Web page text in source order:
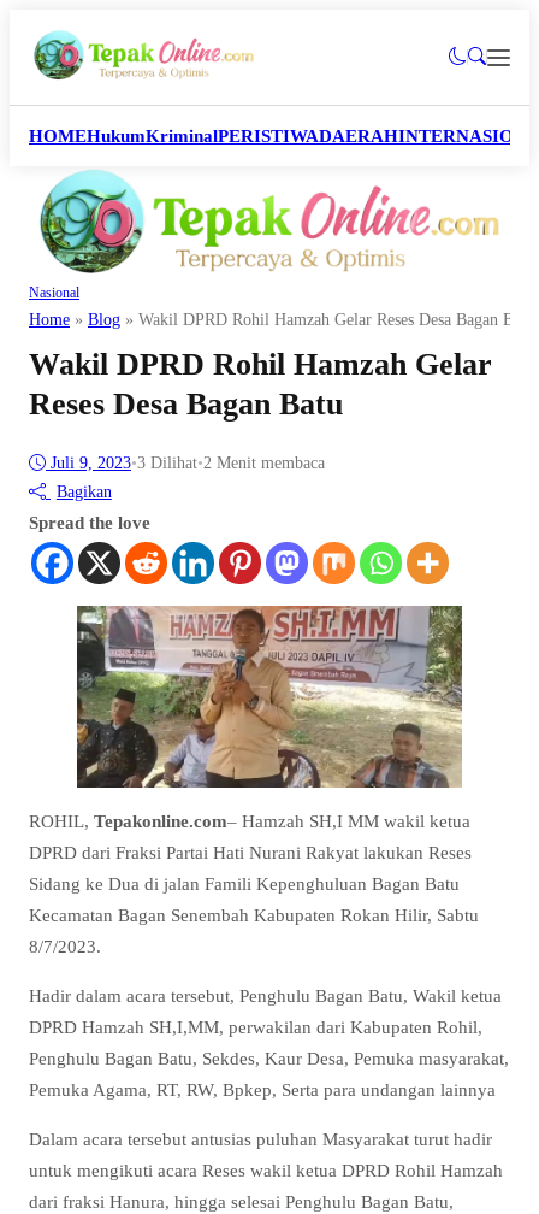
HOMEHukumKriminalPERISTIWADAERAH
Nasional
Home » Blog » Wakil DPRD Rohil Hamzah Gelar Reses Desa Bagan Batu
Wakil DPRD Rohil Hamzah Gelar
Reses Desa Bagan Batu
Juli 9, 2023•3 Dilihat•2 Menit membaca
Bagikan
Spread the love
ROHIL, Tepakonline.com– Hamzah SH,I MM wakil ketua
DPRD dari Fraksi Partai Hati Nurani Rakyat lakukan Reses
Sidang ke Dua di jalan Famili Kepenghuluan Bagan Batu
Kecamatan Bagan Senembah Kabupaten Rokan Hilir, Sabtu
8/7/2023.
Hadir dalam acara tersebut, Penghulu Bagan Batu, Wakil ketua
DPRD Hamzah SH,I,MM, perwakilan dari Kabupaten Rohil,
Penghulu Bagan Batu, Sekdes, Kaur Desa, Pemuka masyarakat,
Pemuka Agama, RT, RW, Bpkep, Serta para undangan lainnya
Dalam acara tersebut antusias puluhan Masyarakat turut hadir
untuk mengikuti acara Reses wakil ketua DPRD Rohil Hamzah
dari fraksi Hanura, hingga selesai Penghulu Bagan Batu,